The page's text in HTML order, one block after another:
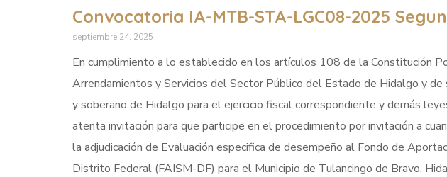
Convocatoria IA-MTB-STA-LGC08-2025
septiembre 24, 2025
En cumplimiento a lo establecido en los artículos 108 de la Constitución
Arrendamientos y Servicios del Sector Público del Estado de Hidalgo y
y soberano de Hidalgo para el ejercicio fiscal correspondiente y demás
atenta invitación para que participe en el procedimiento por invitación a
la adjudicación de Evaluación especifica de desempeño al Fondo de
Distrito Federal (FAISM-DF) para el Municipio de Tulancingo de Bravo,